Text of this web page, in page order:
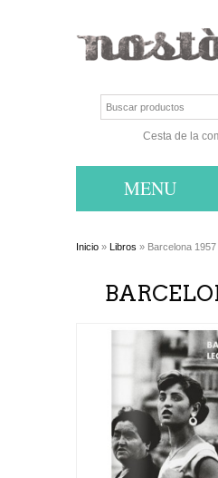
Cesta de la
MENU
Inicio » Libros » Barcelona 1957